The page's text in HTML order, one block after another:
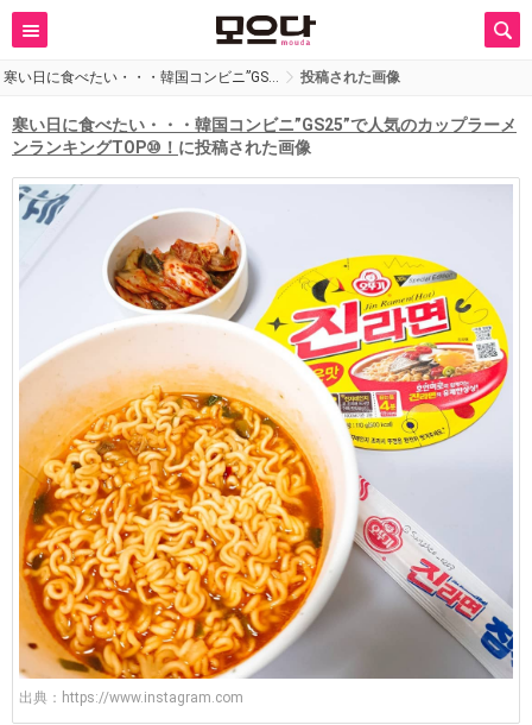
寒い日に食べたい・・・韓国コンビニ”GS… 投稿された画像
寒い日に食べたい・・・韓国コンビニ”GS25”で人気のカップラーメ
ンランキングTOP⑩！ に投稿された画像
出典： https://www.instagram.com